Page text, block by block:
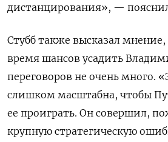
дистанцирования», —
Стубб также высказал
время шансов усадить
переговоров не очень много.
слишком масштабна, чтобы
ее проиграть. Он совершил,
крупную стратегическую